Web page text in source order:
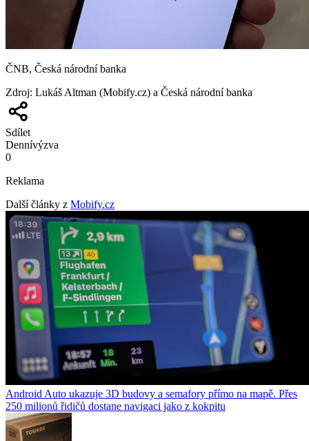
ČNB, Česká národní banka
Zdroj: Lukáš Altman (Mobify.cz) a Česká národní banka
Sdílet
Dennívýzva
0
Reklama
Další články z Mobify.cz
Android Auto ukazuje 3D budovy a semafory přímo na mapě. Přes
250 milionů řidičů dostane navigaci jako z kokpitu